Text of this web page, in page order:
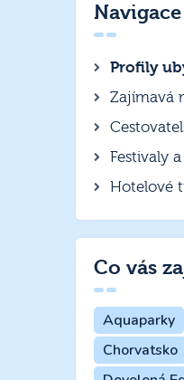
Profily
Zajímavá
Festivaly
Hotelové
Co vás
Aquaparky
Chorvatsko